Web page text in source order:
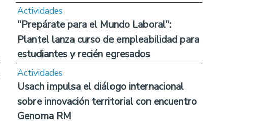
Actividades
"Prepárate para el Mundo Laboral":
Plantel lanza curso de empleabilidad para
estudiantes y recién egresados
Actividades
Usach impulsa el diálogo internacional
sobre innovación territorial con encuentro
Genoma RM